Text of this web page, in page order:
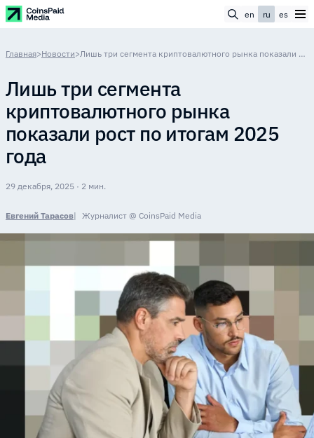
en ru es
Главная>Новости> Лишь три сегмента криптовалютного рынка показали рост по итогам 2025 года
Лишь три сегмента
криптовалютного рынка
показали рост по итогам 2025
года
29 декабря, 2025 · 2 мин.
Евгений Тарасов Журналист @ CoinsPaid Media